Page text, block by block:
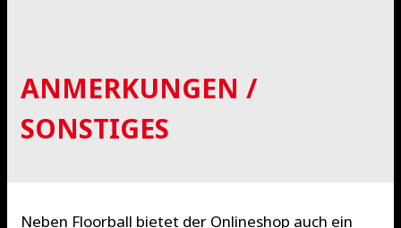
ANMERKUNGEN /
SONSTIGES
Neben Floorball bietet der Onlineshop auch ein